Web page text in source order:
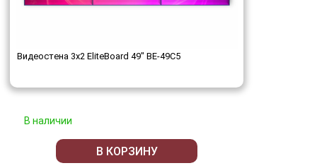
Видеостена 3x2 EliteBoard 49" BE-49C5
В наличии
В КОРЗИНУ